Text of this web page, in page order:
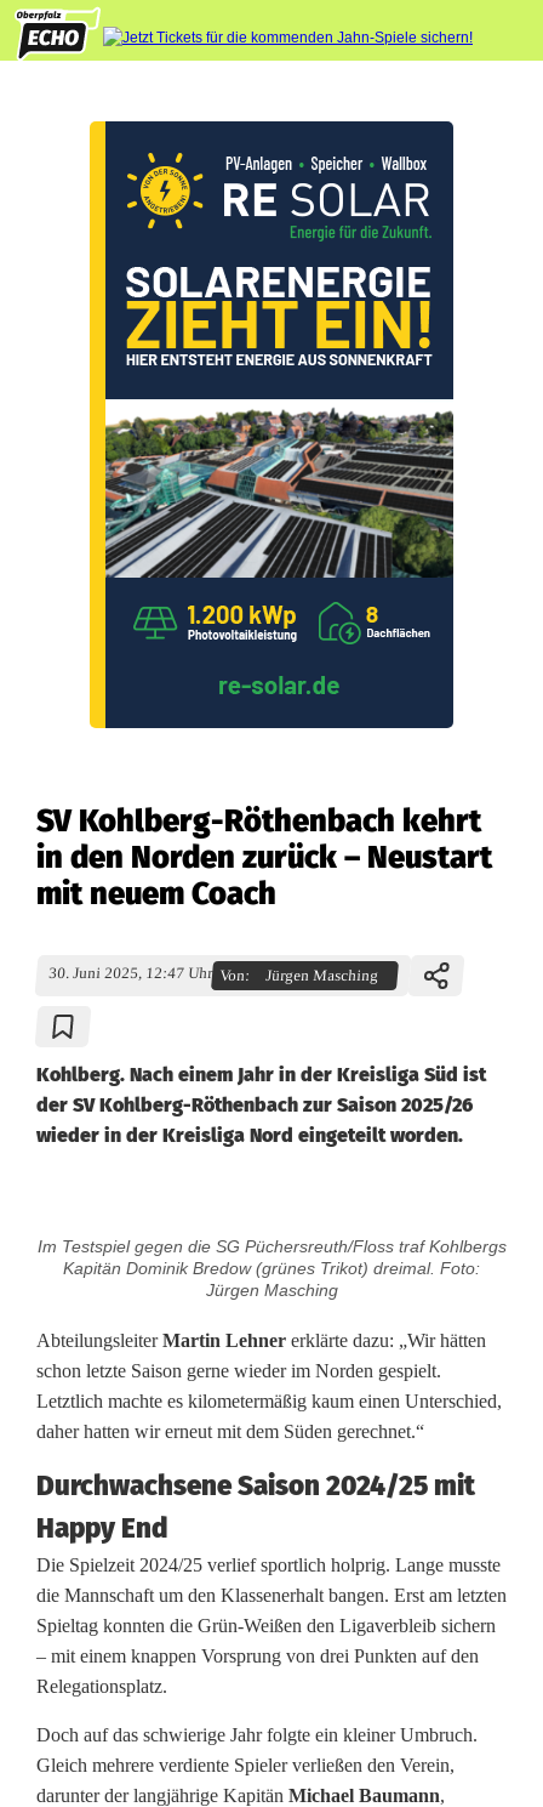
SV Kohlberg-Röthenbach kehrt
in den Norden zurück – Neustart
mit neuem Coach
30. Juni 2025, 12:47 Uhr Von: Jürgen Masching
Kohlberg. Nach einem Jahr in der Kreisliga Süd ist
der SV Kohlberg-Röthenbach zur Saison 2025/26
wieder in der Kreisliga Nord eingeteilt worden.
o
h
b
r
g
-
R
ö
Im Testspiel gegen die SG Püchersreuth/Floss traf Kohlbergs
Kapitän Dominik Bredow (grünes Trikot) dreimal. Foto:
Jürgen Masching
AbteilungsleiterMartin Lehner erklärte dazu: „Wir hätten
schon letzte Saison gerne wieder im Norden gespielt.
Letztlich machte es kilometermäßig kaum einen Unterschied,
daher hatten wir erneut mit dem Süden gerechnet.“
Durchwachsene Saison 2024/25 mit
Happy End
Die Spielzeit 2024/25 verlief sportlich holprig. Lange musste
die Mannschaft um den Klassenerhalt bangen. Erst am letzten
Spieltag konnten die Grün-Weißen den Ligaverbleib sichern
– mit einem knappen Vorsprung von drei Punkten auf den
Relegationsplatz.
Doch auf das schwierige Jahr folgte ein kleiner Umbruch.
Gleich mehrere verdiente Spieler verließen den Verein,
darunter der langjährige Kapitän Michael Baumann,